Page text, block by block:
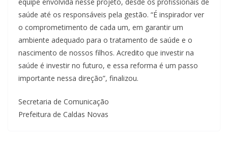
equipe envolvida nesse projeto, desde os profissionais de
saúde até os responsáveis pela gestão. “É inspirador ver
o comprometimento de cada um, em garantir um
ambiente adequado para o tratamento de saúde e o
nascimento de nossos filhos. Acredito que investir na
saúde é investir no futuro, e essa reforma é um passo
importante nessa direção”, finalizou.
Secretaria de Comunicação
Prefeitura de Caldas Novas